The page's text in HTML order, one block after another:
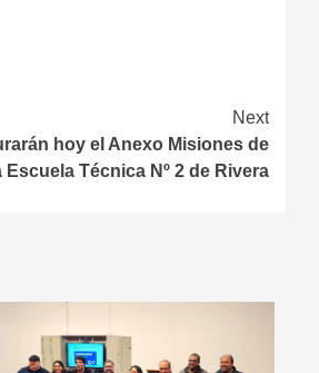
Next
hoy el Anexo Misiones de
Escuela Técnica Nº 2 de Rivera